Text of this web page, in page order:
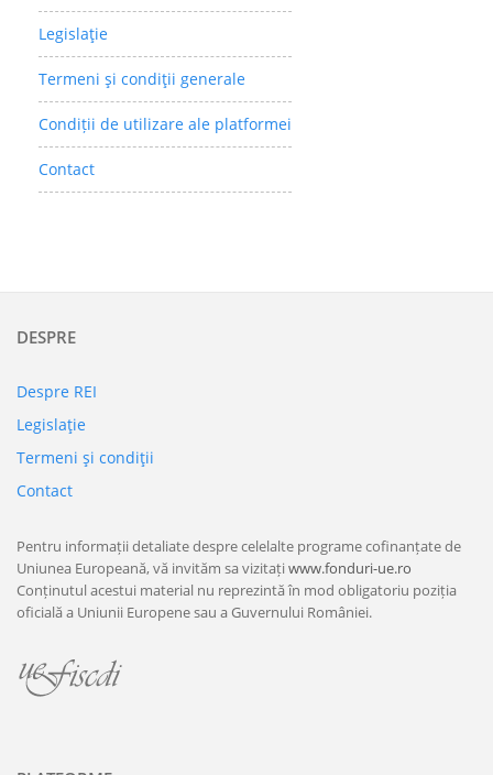
Legislaţie
Termeni şi condiţii generale
Condiții de utilizare ale platformei
Contact
DESPRE
Despre REI
Legislaţie
Termeni şi condiţii
Contact
Pentru informații detaliate despre celelalte programe cofinanțate de
Uniunea Europeană, vă invităm sa vizitațiwww.fonduri-ue.ro
Conținutul acestui material nu reprezintă în mod obligatoriu poziția
oficială a Uniunii Europene sau a Guvernului României.